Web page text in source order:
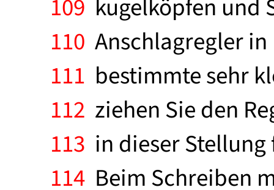
109 kugelköpfen und
110 Anschlagregler
111 bestimmte sehr
112 ziehen Sie den
113 in dieser
114 Beim Schreiben